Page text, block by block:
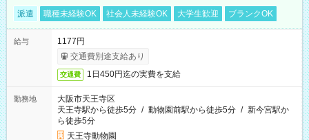
派遣 職種未経験OK 社会人未経験OK 大学生歓迎 ブランクOK
給与
1177円
交通費別途支給あり
交通費 1日450円迄の実費を支給
勤務地
大阪市天王寺区
天王寺駅から徒歩5分 / 動物園前駅から徒歩5分 / 新今宮駅か
ら徒歩5分
天王寺動物園